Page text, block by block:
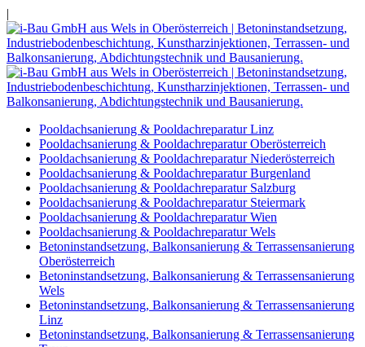
|
Pooldachsanierung & Pooldachreparatur Linz
Pooldachsanierung & Pooldachreparatur Oberösterreich
Pooldachsanierung & Pooldachreparatur Niederösterreich
Pooldachsanierung & Pooldachreparatur Burgenland
Pooldachsanierung & Pooldachreparatur Salzburg
Pooldachsanierung & Pooldachreparatur Steiermark
Pooldachsanierung & Pooldachreparatur Wien
Pooldachsanierung & Pooldachreparatur Wels
Betoninstandsetzung, Balkonsanierung & Terrassensanierung
Oberösterreich
Betoninstandsetzung, Balkonsanierung & Terrassensanierung
Wels
Betoninstandsetzung, Balkonsanierung & Terrassensanierung
Linz
Betoninstandsetzung, Balkonsanierung & Terrassensanierung